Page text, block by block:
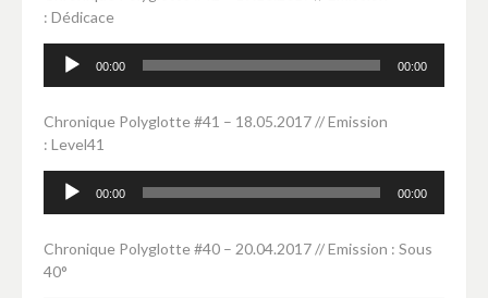
: Dédicace
Lecteur
audio
00:00 00:00
Chronique Polyglotte #41 – 18.05.2017 // Emission
: Level41
Lecteur
audio
00:00 00:00
Chronique Polyglotte #40 – 20.04.2017 // Emission : Sous
40°